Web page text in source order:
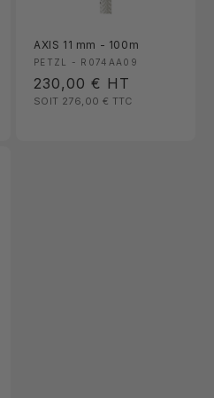
AXIS 11 mm - 100m
Fournisseur :
PETZL - R074AA09
Prix
habituel
230,00 € HT
SOIT 276,00 € TTC